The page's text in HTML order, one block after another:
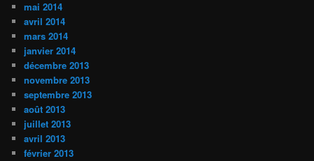
mai 2014
avril 2014
mars 2014
janvier 2014
décembre 2013
novembre 2013
septembre 2013
août 2013
juillet 2013
avril 2013
février 2013